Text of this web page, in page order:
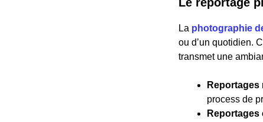
La photographie
ou d’un quotidien.
transmet une
Reportages
process de